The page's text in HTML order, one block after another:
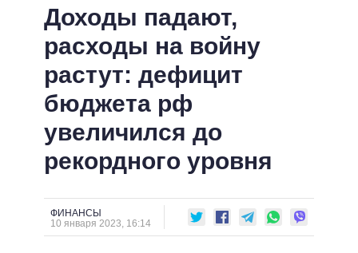
ЛЕНТА
СОБЫТИЯ
СТАТЬИ
МНЕНИЯ
ОБЗОРЫ
ДАЙДЖЕСТЫ
ПОЛИТИКА
ЭКОНОМИКА
ОБЩЕСТВО
МИР
ОБЕЩАНИЯ
ПОЛИТИКИ
ВСЕ ПОЛИТИКИ
ПРЕЗИДЕНТ И ОФИС
ВЕРХОВНАЯ РАДА
КАБИНЕТ МИНИСТРОВ
МЭРЫ
ВСЕ ПЕРСОНЫ
ИНФОГРАФИКА
ВИДЕО
ПОДДЕРЖАТЬ
СРАВНЕНИЕ ПОЛИТИКОВ
Доходы падают,
расходы на войну
растут: дефицит
бюджета рф
увеличился до
рекордного уровня
ФИНАНСЫ
10 января 2023, 16:14